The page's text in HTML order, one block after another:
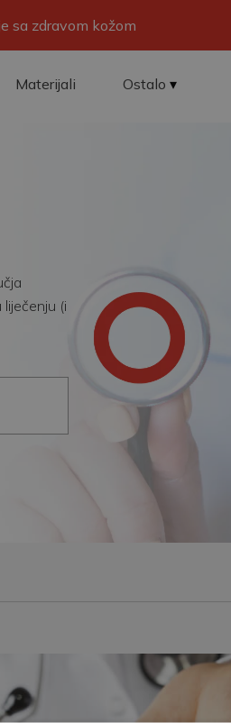
sa zdravom kožom
Materijali Ostalo
(i